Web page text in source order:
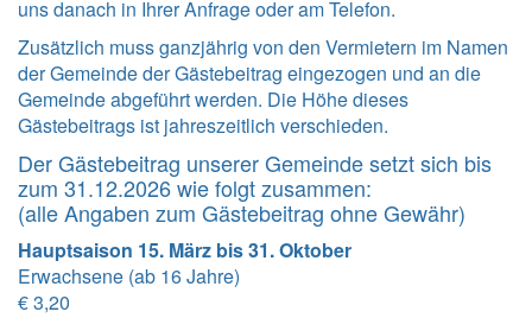
uns danach in Ihrer Anfrage oder am Telefon.
Zusätzlich muss ganzjährig von den Vermietern im Namen
der Gemeinde der Gästebeitrag eingezogen und an die
Gemeinde abgeführt werden. Die Höhe dieses
Gästebeitrags ist jahreszeitlich verschieden.
Der Gästebeitrag unserer Gemeinde setzt sich bis
zum 31.12.2026 wie folgt zusammen:
(alle Angaben zum Gästebeitrag ohne Gewähr)
Hauptsaison 15. März bis 31. Oktober
Erwachsene (ab 16 Jahre)
€ 3,20